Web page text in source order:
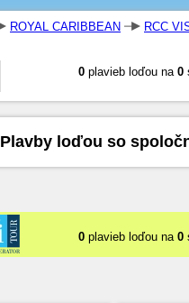
ROYAL CARIBBEAN RCC
0 plavieb loďou na 0
Plavby loďou so
0 plavieb loďou na 0